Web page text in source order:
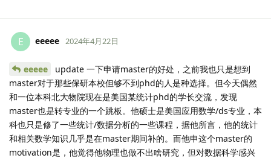
E eeeee 2024年4月22日
eeeee
update 一下申请master的好处，之前我也只是想到
master对于那些保研本校但够不到phd的人是种选择。但今天偶然
和一位本科北大物院现在是美国某统计phd的学长交流，发现
master也是转专业的一个跳板。他硕士是美国应用数学/ds专业，本
科也只是修了一些统计/数据分析的一些课程，据他所言，他的统计
和相关数学知识几乎是在master期间补的。而他申这个master的
motivation是，他觉得他物理也做不出啥研究，但对数据科学感兴